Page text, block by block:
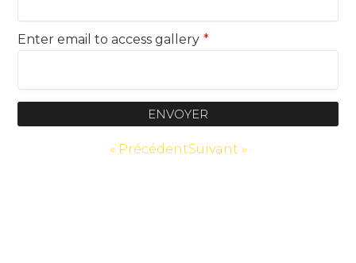
Enter email to access gallery *
ENVOYER
« PrécédentSuivant »